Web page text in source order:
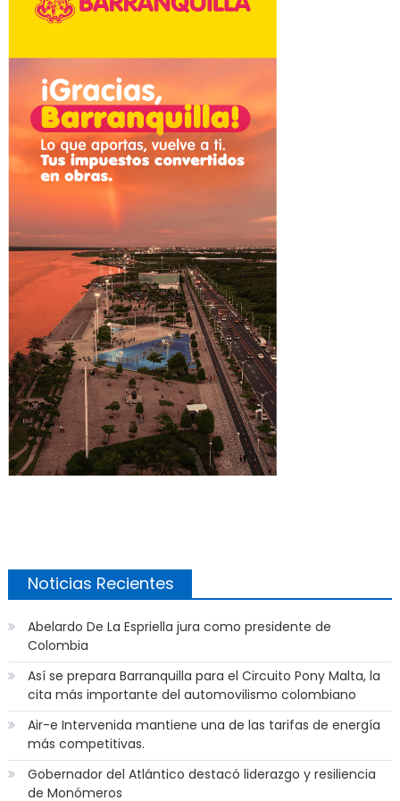
Noticias Recientes
Abelardo De La Espriella jura como presidente de
Colombia
Así se prepara Barranquilla para el Circuito Pony Malta, la
cita más importante del automovilismo colombiano
Air-e Intervenida mantiene una de las tarifas de energía
más competitivas.
Gobernador del Atlántico destacó liderazgo y resiliencia
de Monómeros